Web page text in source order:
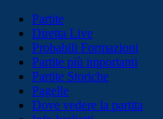
Partite
Diretta Live
Probabili Formazioni
Partite più importanti
Partite Storiche
Pagelle
Dove vedere la partita